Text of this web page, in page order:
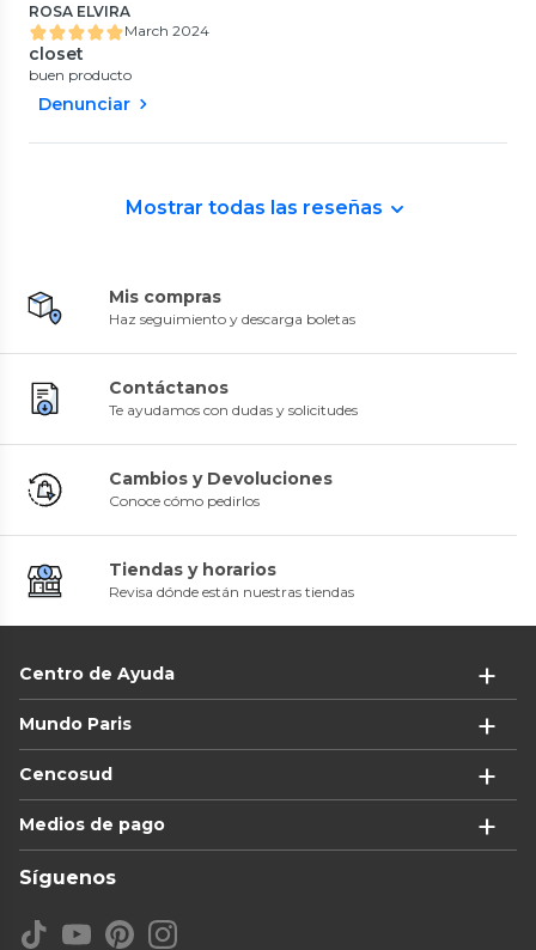
ROSA ELVIRA
March 2024
closet
buen producto
Denunciar
Mostrar todas las reseñas
Mis compras
Haz seguimiento y descarga boletas
Contáctanos
Te ayudamos con dudas y solicitudes
Cambios y Devoluciones
Conoce cómo pedirlos
Tiendas y horarios
Revisa dónde están nuestras tiendas
Centro de Ayuda
Mundo Paris
Cencosud
Medios de pago
Síguenos